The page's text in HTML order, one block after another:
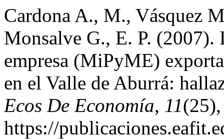
Cardona A., M., Vásquez
Monsalve G., E. P. (2007).
empresa (MiPyME)
en el Valle de Aburrá:
Ecos De Economía, 11
https://